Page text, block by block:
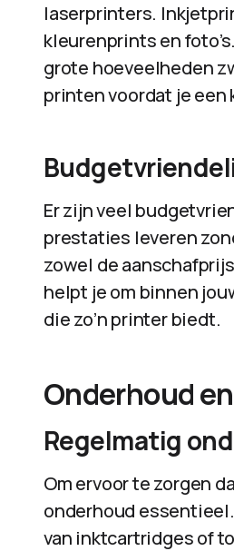
laserprinters.
kleurenprints en
grote hoeveelheden
printen voordat je een
Er zijn veel
prestaties leveren
zowel de
helpt je om binnen
die zo’n printer biedt.
Onderhoud
Regelmatig
Om ervoor te zorgen
onderhoud
van inktcartridges of